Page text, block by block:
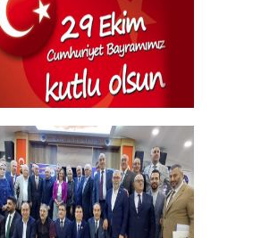
+
29 Ekim Cumhuriyet Bayramı
+